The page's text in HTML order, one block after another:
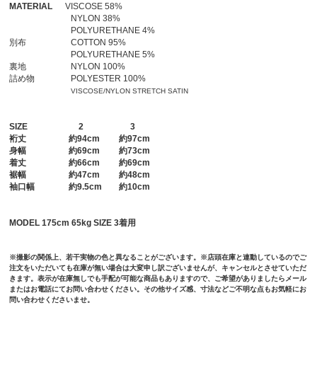
MATERIAL VISCOSE 58%
NYLON 38%
POLYURETHANE 4%
別布 COTTON 95%
POLYURETHANE 5%
裏地 NYLON 100%
詰め物 POLYESTER 100%
VISCOSE/NYLON STRETCH SATIN
SIZE 2
3
裄丈 約94cm 約97cm
身幅 約69cm 約73cm
着丈 約66cm 約69cm
裾幅 約47cm 約48cm
袖口幅 約9.5cm 約10cm
MODEL 175cm 65kg SIZE 3着用
※撮影の関係上、若干実物の色と異なることがございます。※店頭在庫と連動しているのでご
注文をいただいても在庫が無い場合は大変申し訳ございませんが、キャンセルとさせていただ
きます。表示が在庫無しでも手配が可能な商品もありますので、ご希望がありましたらメール
またはお電話にてお問い合わせください。その他サイズ感、寸法などご不明な点もお気軽にお
問い合わせくださいませ。